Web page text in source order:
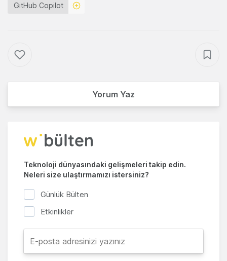
GitHub Copilot
Yorum Yaz
Teknoloji dünyasındaki gelişmeleri takip edin.
Neleri size ulaştırmamızı istersiniz?
Günlük Bülten
Etkinlikler